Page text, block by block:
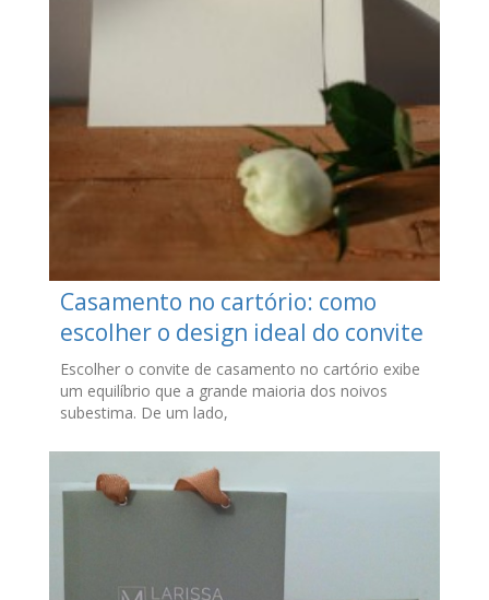
Casamento no cartório: como
escolher o design ideal do convite
Escolher o convite de casamento no cartório exibe
um equilíbrio que a grande maioria dos noivos
subestima. De um lado,